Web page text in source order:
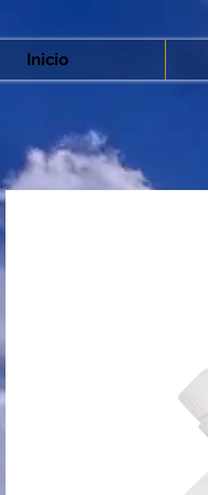
Inicio